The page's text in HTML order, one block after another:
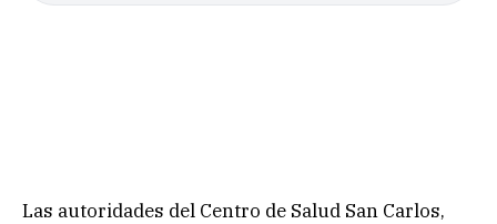
Las autoridades del Centro de Salud San Carlos,